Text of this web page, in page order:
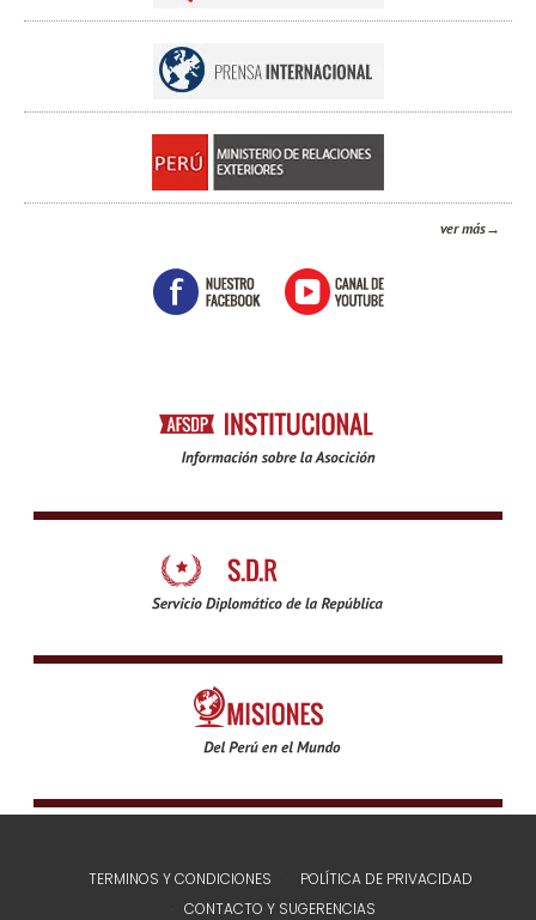
ver más
TERMINOS Y CONDICIONES
POLÍTICA DE PRIVACIDAD
CONTACTO Y SUGERENCIAS